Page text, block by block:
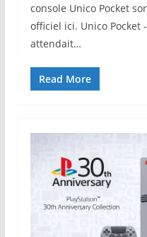
console Unico Pocket
officiel ici. Unico Pocket
attendait…
Read More